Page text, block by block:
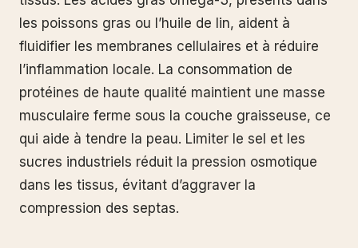
les poissons gras ou l’huile de lin, aident à
fluidifier les membranes cellulaires et à réduire
l’inflammation locale. La consommation de
protéines de haute qualité maintient une masse
musculaire ferme sous la couche graisseuse, ce
qui aide à tendre la peau. Limiter le sel et les
sucres industriels réduit la pression osmotique
dans les tissus, évitant d’aggraver la
compression des septas.